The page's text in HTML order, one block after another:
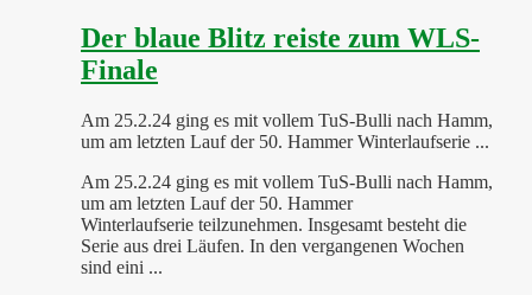
Der blaue Blitz reiste zum WLS-
Finale
Am 25.2.24 ging es mit vollem TuS-Bulli nach Hamm,
um am letzten Lauf der 50. Hammer Winterlaufserie ...
Am 25.2.24 ging es mit vollem TuS-Bulli nach Hamm,
um am letzten Lauf der 50. Hammer
Winterlaufserie teilzunehmen. Insgesamt besteht die
Serie aus drei Läufen. In den vergangenen Wochen
sind eini ...